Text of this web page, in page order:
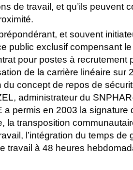
de travail, et qu’ils peuvent
et souvent
public exclusif compensant
pour postes à recrutement
de la carrière linéaire sur
du concept de repos de
administrateur du
a permis en 2003 la signature
la transposition
l’intégration du temps de
travail à 48 heures